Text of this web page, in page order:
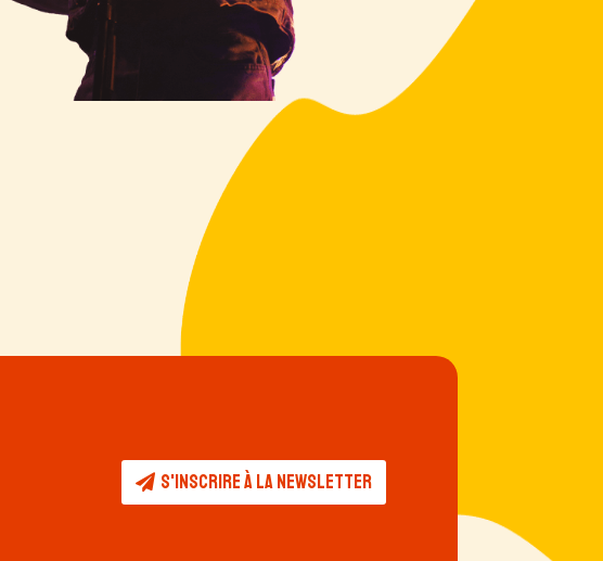
S'inscrire à la newsletter